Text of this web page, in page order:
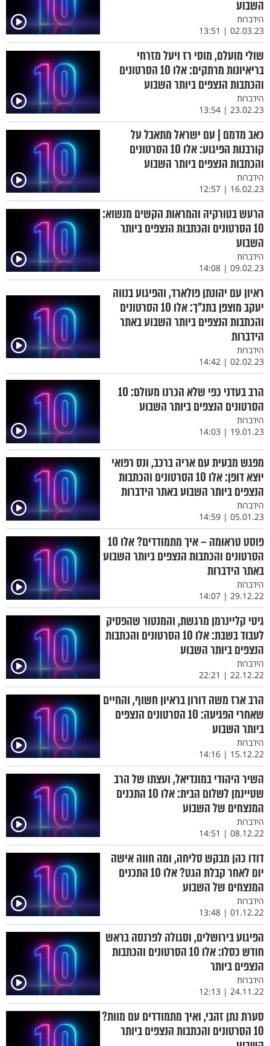
השבוע
הידברות
02.03.23 | 13:51
שולי מועלם, מוסי רז ויעל מזרחי
בריאיונות מרתקים: אלו 10 הסרטונים
והכתבות הנצפים ביותר השבוע
הידברות
23.02.23 | 13:54
כאב מדמם | עם ישראל מתאבל על
קורבנות הפיגוע: אלו 10 הסרטונים
והכתבות הנצפים ביותר השבוע
הידברות
16.02.23 | 12:57
הרעש בטורקיה והמראות הקשים מנשוא:
10 הסרטונים והכתבות הנצפים ביותר
השבוע
הידברות
09.02.23 | 14:08
ראיון עם יהונתן פולארד, והפיגוע בנווה
יעקב מוצפן בתנ"ך: אלו 10 הסרטונים
והכתבות הנצפים ביותר השבוע באתר
הידברות
הידברות
02.02.23 | 14:42
הרב בעדני כפי שלא הכרנו מעולם: 10
הסרטונים הנצפים ביותר השבוע
הידברות
19.01.23 | 14:03
מפגש מבעית עם אריה ברכב, ונס רפואי
יוצא דופן: אלו 10 הסרטונים והכתבות
הנצפים ביותר השבוע באתר הידברות
הידברות
05.01.23 | 14:59
פוסט טראומה – איך מתמודדים? אלו 10
הסרטונים והכתבות הנצפים ביותר השבוע
באתר הידברות
הידברות
29.12.22 | 14:07
גיטי קליינרמן מרגשת, והמנטור שהפסיק
לעבוד בשבת: אלו 10 הסרטונים והכתבות
הנצפים ביותר השבוע
הידברות
22.12.22 | 22:21
הרב ארז משה דורון בראיון חשוף, והחיים
שאחרי הפגיעה: 10 הסרטונים הנצפים
ביותר השבוע
הידברות
15.12.22 | 14:16
השיר היהודי במונדיאל, ועצתו של הרב
שטיינמן לשלום הבית: אלו 10 התכנים
המנצחים של השבוע
הידברות
08.12.22 | 14:51
דודו כהן מבקש סליחה, ומה חווה אישה
יום לאחר קבלת הגט? אלו 10 התכנים
המנצחים של השבוע
הידברות
01.12.22 | 13:48
הפיגוע בירושלים, וסגולה לפרנסה בראש
חודש כסלו: אלו 10 הסרטונים והכתבות
הנצפים ביותר
הידברות
24.11.22 | 12:13
סערת נתן זהבי, ואיך מתמודדים עם מוות?
10 הסרטונים והכתבות הנצפים ביותר